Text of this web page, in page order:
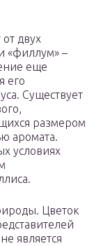
двух
«филлум» –
еще
его
Существует
размером
аромата.
условиях
Цветок
является